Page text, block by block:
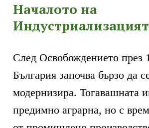
Началото на
След Освобождението през
България започва бързо да
модернизира. Тогавашната
предимно аграрна, но с